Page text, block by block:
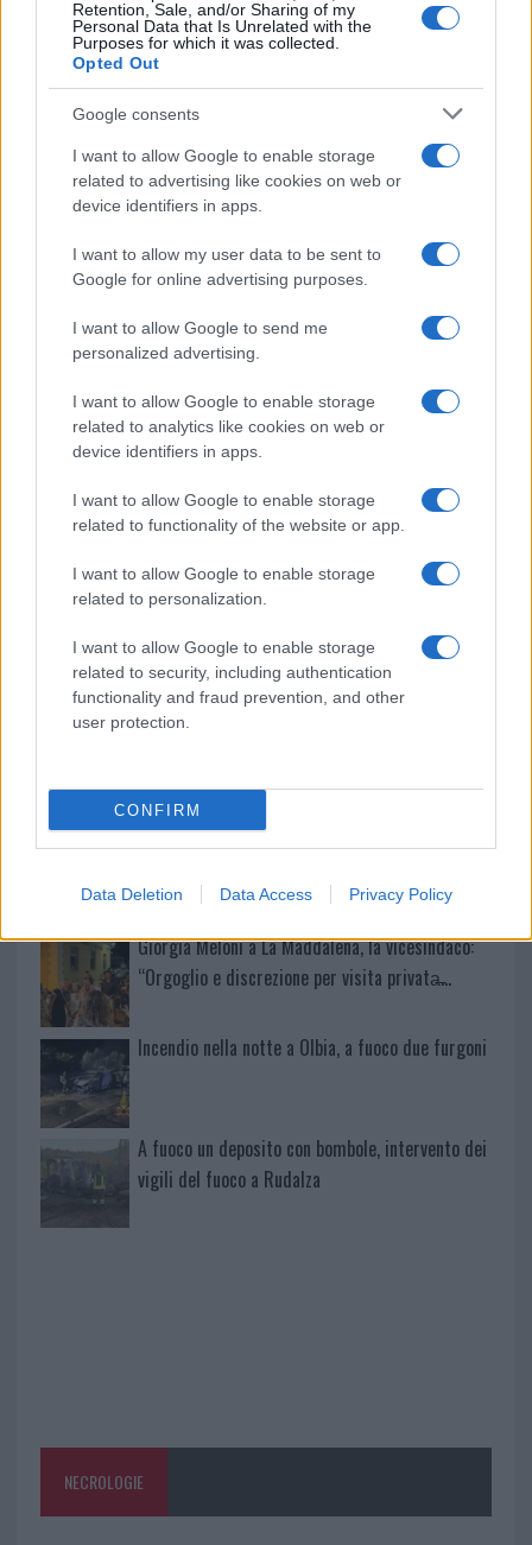
Retention, Sale, and/or Sharing of my
Personal Data that Is Unrelated with the
Purposes for which it was collected.
Opted Out
Google consents
I want to allow Google to enable storage
related to advertising like cookies on web or
device identifiers in apps.
I want to allow my user data to be sent to
Google for online advertising purposes.
I want to allow Google to send me
personalized advertising.
I want to allow Google to enable storage
related to analytics like cookies on web or
device identifiers in apps.
I want to allow Google to enable storage
related to functionality of the website or app.
I want to allow Google to enable storage
related to personalization.
I want to allow Google to enable storage
related to security, including authentication
functionality and fraud prevention, and other
user protection.
CONFIRM
Data Deletion Data Access Privacy Policy
Ricevi le nostre ultime news
daGoogle News
Condividi l'articolo
F
a
ce
o
o
k
T
w
it
r
Pi
n
te
st
W
h
at
A
p
p
S
h
a
Articolo precedente
Sangue, musica e solidarietà con Avis Olbia al
Delta Center
Meteo Olbia 9 agosto, temperature in calo
Jovanotti, Gabry Ponte e Alfa: Olbia ombelico del
Giorgia Meloni a La Maddalena, la vicesindaco:
“Orgoglio e discrezione per visita privata̶…
Incendio nella notte a Olbia, a fuoco due furgoni
A fuoco un deposito con bombole, intervento dei
vigili del fuoco a Rudalza
NECROLOGIE